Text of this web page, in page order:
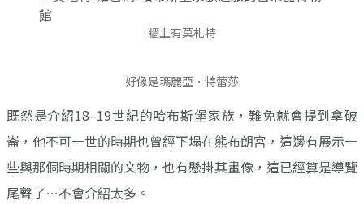
牆上有莫札特
好像是瑪麗亞．特蕾莎
既然是介紹18–19世紀的哈布斯堡家族，難免就會提到拿破
崙，他不可一世的時期也曾經下塌在熊布朗宮，這邊有展示一
些與那個時期相關的文物，也有懸掛其畫像，這已經算是導覽
尾聲了…不會介紹太多。